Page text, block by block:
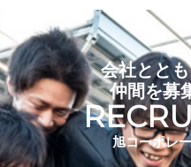
会社とと
仲間を募
旭コーポレ